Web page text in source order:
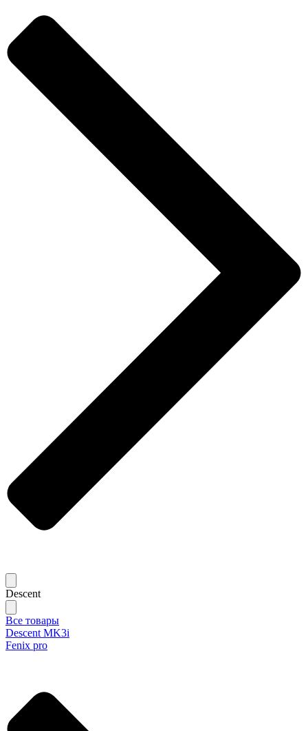
Descent
Все товары
Descent MK3i
Fenix pro